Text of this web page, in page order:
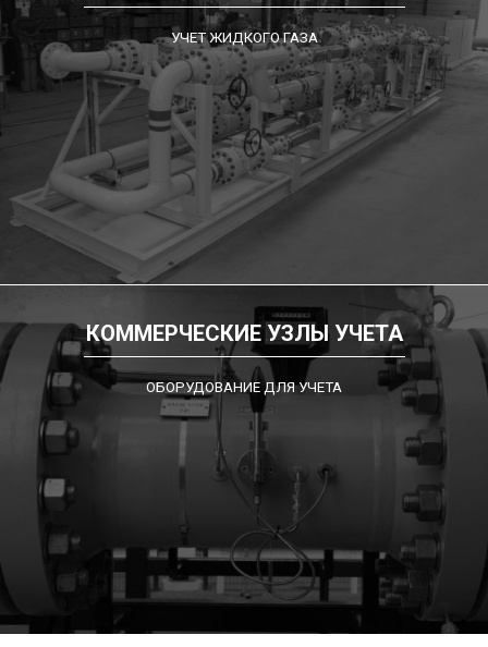
УЧЕТ ЖИДКОГО ГАЗА
КОММЕРЧЕСКИЕ УЗЛЫ УЧЕТА
ОБОРУДОВАНИЕ ДЛЯ УЧЕТА